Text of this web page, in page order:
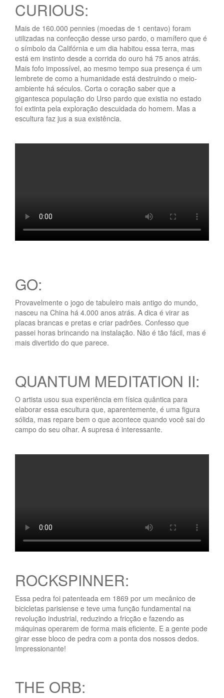
CURIOUS:
Mais de 160.000 pennies (moedas de 1 centavo) foram
utilizadas na confecção desse urso pardo, o mamífero que é
o símbolo da Califórnia e um dia habitou essa terra, mas
está em instinto desde a corrida do ouro há 75 anos atrás.
Mais fofo impossível, ao mesmo tempo sua presença é um
lembrete de como a humanidade está destruindo o meio-
ambiente há séculos. Corta o coração saber que a
gigantesca população do Urso pardo que existia no estado
foi extinta pela exploração descuidada do homem. Mas a
escultura faz jus a sua existência.
GO:
Provavelmente o jogo de tabuleiro mais antigo do mundo,
nasceu na China há 4.000 anos atrás. A dica é virar as
placas brancas e pretas e criar padrões. Confesso que
passei horas brincando na instalação. Não é tão fácil, mas é
mais divertido do que parece.
QUANTUM MEDITATION II:
O artista usou sua experiência em física quântica para
elaborar essa escultura que, aparentemente, é uma figura
sólida, mas repare bem o que acontece quando você sai do
campo do seu olhar. A supresa é interessante.
ROCKSPINNER:
Essa pedra foi patenteada em 1869 por um mecânico de
bicicletas parisiense e teve uma função fundamental na
revolução industrial, reduzindo a fricção e fazendo as
máquinas operarem de forma mais eficiente. E a gente pode
girar esse bloco de pedra com a ponta dos nossos dedos.
Impressionante!
THE ORB: